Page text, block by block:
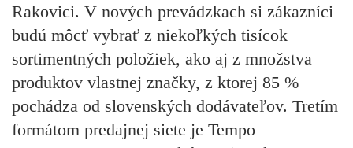
Rakovici. V nových prevádzkach si zákazníci
budú môcť vybrať z niekoľkých tisícok
sortimentných položiek, ako aj z množstva
produktov vlastnej značky, z ktorej 85 %
pochádza od slovenských dodávateľov. Tretím
formátom predajnej siete je Tempo